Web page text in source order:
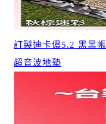
訂製迪卡儂5.2 黑黑
超音波地墊